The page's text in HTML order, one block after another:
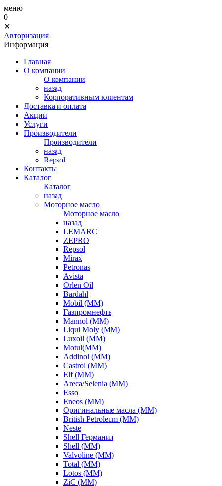
меню
0
✕
Авторизация
Информация
Главная
О компании
О компании
назад
Корпоративным клиентам
Доставка и оплата
Акции
Услуги
Производители
Производители
назад
Repsol
Контакты
Каталог
Каталог
назад
Моторное масло
Моторное масло
назад
LEMARC
ZEPRO
Repsol
Mirax
Petronas
Avista
Orlen Oil
Bardahl
Mobil (ММ)
Газпромнефть
Mannol (ММ)
Liqui Moly (ММ)
Luxoil (ММ)
Motul(ММ)
Addinol (ММ)
Castrol (ММ)
Elf (ММ)
Areca/Selenia (ММ)
Esso
Eneos (ММ)
Оригинальные масла (ММ)
British Petroleum (ММ)
Neste
Shell Германия
Shell (ММ)
Valvoline (ММ)
Total (ММ)
Lotos (ММ)
ZiC (ММ)